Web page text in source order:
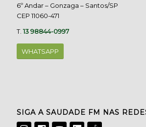
6º Andar – Gonzaga – Santos/SP
CEP 11060-471
T.13 98844-0997
WHATSAPP
SIGA A SAUDADE FM NAS